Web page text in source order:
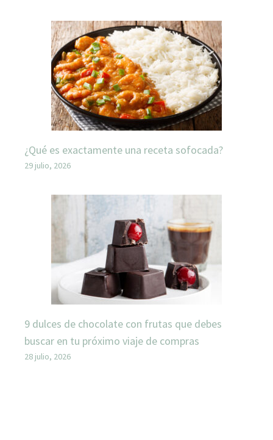
¿Qué es exactamente una receta sofocada?
29 julio, 2026
9 dulces de chocolate con frutas que debes
buscar en tu próximo viaje de compras
28 julio, 2026